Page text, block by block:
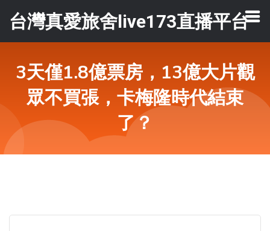
台灣真愛旅舍live173直播平台
3天僅1.8億票房，13億大片觀
眾不買張，卡梅隆時代結束
了？